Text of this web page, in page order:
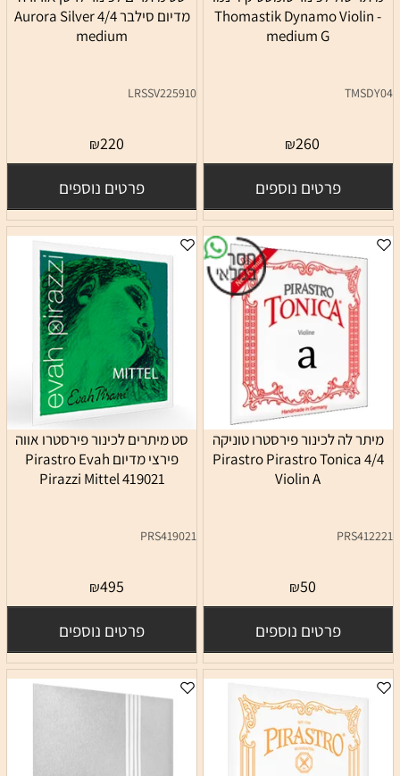
Thomastik Dynamo Violin -
medium G
TMSDY04
₪260
פרטים נוספים
מדיום סילבר 4/4 Aurora Silver
medium
LRSSV225910
₪220
פרטים נוספים
מיתר לה לכינור פירסטרו טוניקה
4/4 Pirastro Pirastro Tonica
Violin A
PRS412221
₪50
פרטים נוספים
סט מיתרים לכינור פירסטרו אווה
פירצי מדיום Pirastro Evah
Pirazzi Mittel 419021
PRS419021
₪495
פרטים נוספים